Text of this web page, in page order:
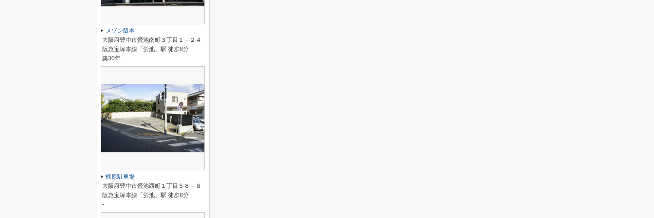
メゾン阪本
大阪府豊中市螢池南町３丁目１－２４
阪急宝塚本線「蛍池」駅 徒歩8分
築30年
梶原駐車場
大阪府豊中市螢池西町１丁目５８－８
阪急宝塚本線「蛍池」駅 徒歩8分
-